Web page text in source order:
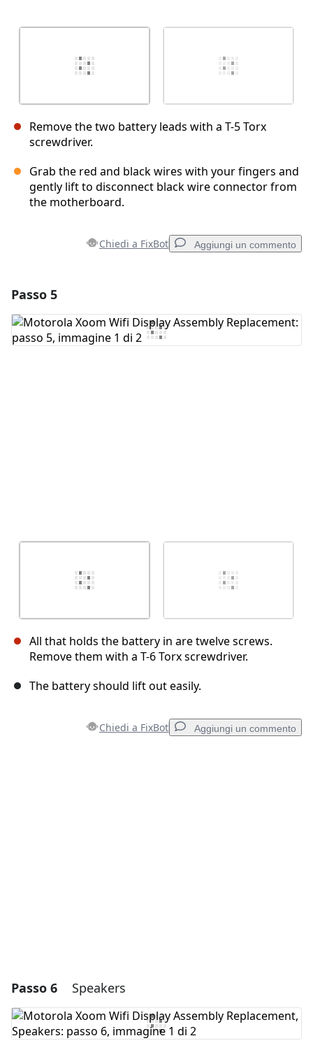
Remove the two battery leads with a T-5 Torx
screwdriver.
Grab the red and black wires with your fingers and
gently lift to disconnect black wire connector from
the motherboard.
Chiedi a FixBot Aggiungi un commento
Aggiungi Commento
Passo 5
All that holds the battery in are twelve screws.
Remove them with a T-6 Torx screwdriver.
The battery should lift out easily.
Chiedi a FixBot Aggiungi un commento
Passo 6 Speakers